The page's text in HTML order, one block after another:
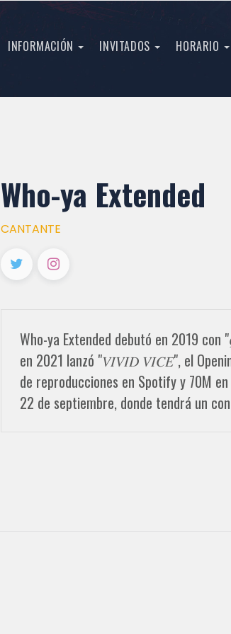
INFORMACIÓN INVITADOS HORARIO
Who-ya Extended
CANTANTE
Who-ya Extended debutó en 2019 con
en 2021 lanzó "𝑉𝐼𝑉𝐼𝐷 𝑉𝐼𝐶𝐸", el
de reproducciones en Spotify y 70M
22 de septiembre, donde tendrá un